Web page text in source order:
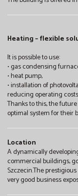
Heating – flexible
It is possible to use:
• gas condensing
• heat pump,
• installation of
reducing operating
Thanks to this, the
optimal system for their
Location
A dynamically
commercial buildings,
Szczecin.The
very good business